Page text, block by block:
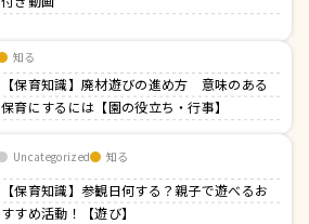
知る
【保育知識】廃材遊びの進め方 意味のある
保育にするには【園の役立ち・行事】
Uncategorized 知る
【保育知識】参観日何する？親子で遊べるお
すすめ活動！【遊び】